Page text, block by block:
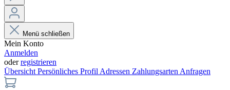
Menü schließen
Mein Konto
Anmelden
oderregistrieren
Übersicht Persönliches Profil Adressen Zahlungsarten Anfragen